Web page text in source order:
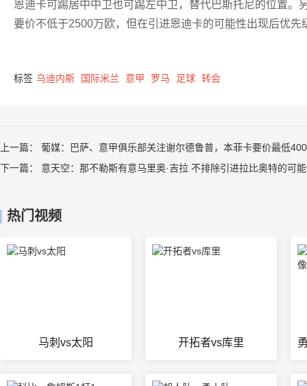
恩迪卡可踢居中中卫也可踢左中卫，替代巴斯托尼的位置
要价不低于2500万欧，但在引进恩迪卡的可能性出现后优先
标签 乌迪内斯 国际米兰 意甲 罗马 足球 转会
上一篇： 葡媒：巴萨、意甲俱乐部关注谢尔德鲁普，本菲卡要价最低
下一篇： 意天空：那不勒斯有意马里奥·吉拉 不排除引进拉比奥特的可
热门视频
马刺vs太阳 开拓者vs库里